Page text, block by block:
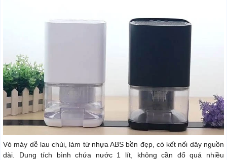
Vỏ máy dễ lau chùi, làm từ nhựa ABS bền đẹp, có kết nối dây nguồn
dài. Dung tích bình chứa nước 1 lít, không cần đổ quá nhiều